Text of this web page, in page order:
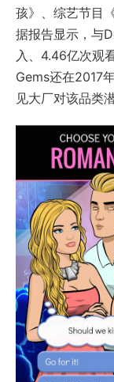
孩》、综艺节目
据报告显示，与
入、4.46亿次观
Gems还在2017
见大厂对该品类